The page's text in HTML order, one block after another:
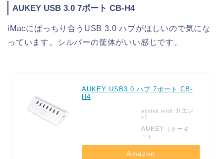
AUKEY USB 3.0 7ポート CB-H4
iMacにばっちり合うUSB 3.0 ハブがほしいので気にな
っています。シルバーの筐体がいい感じです。
AUKEY USB3.0 ハブ 7ポート CB-
H4
posted with カエレ
バ
AUKEY（オーキ
ー）
Amazon